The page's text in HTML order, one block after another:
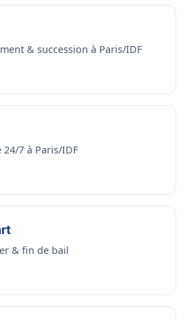
& succession à Paris/IDF
7 à Paris/IDF
& fin de bail